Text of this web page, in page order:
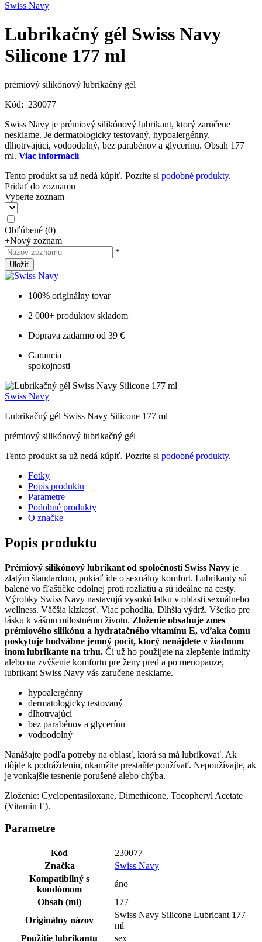
Swiss Navy
Lubrikačný gél Swiss Navy
Silicone 177 ml
prémiový silikónový lubrikačný gél
Kód: 230077
Swiss Navy je prémiový silikónový lubrikant, ktorý zaručene
nesklame. Je dermatologicky testovaný, hypoalergénny,
dlhotrvajúci, vodoodolný, bez parabénov a glycerínu. Obsah 177
ml. Viac informácií
Tento produkt sa už nedá kúpiť. Pozrite si podobné produkty.
Pridať do zoznamu
Vyberte zoznam
Obľúbené (0)
+Nový zoznam
*
Uložiť
100% originálny tovar
2 000+ produktov skladom
Doprava zadarmo od 39 €
Garancia
spokojnosti
Swiss Navy
Lubrikačný gél Swiss Navy Silicone 177 ml
prémiový silikónový lubrikačný gél
Tento produkt sa už nedá kúpiť. Pozrite si podobné produkty.
Fotky
Popis produktu
Parametre
Podobné produkty
O značke
Popis produktu
Prémiový silikónový lubrikant od spoločnosti Swiss Navy je
zlatým štandardom, pokiaľ ide o sexuálny komfort. Lubrikanty sú
balené vo fľaštičke odolnej proti rozliatiu a sú ideálne na cesty.
Výrobky Swiss Navy nastavujú vysokú latku v oblasti sexuálneho
wellness. Väčšia klzkosť. Viac pohodlia. Dlhšia výdrž. Všetko pre
lásku k vášmu milostnému životu. Zloženie obsahuje zmes
prémiového silikónu a hydratačného vitamínu E, vďaka čomu
poskytuje hodvábne jemný pocit, ktorý nenájdete v žiadnom
inom lubrikante na trhu. Či už ho použijete na zlepšenie intimity
alebo na zvýšenie komfortu pre ženy pred a po menopauze,
lubrikant Swiss Navy vás zaručene nesklame.
hypoalergénny
dermatologicky testovaný
dlhotrvajúci
bez parabénov a glycerínu
vodoodolný
Nanášajte podľa potreby na oblasť, ktorá sa má lubrikovať. Ak
dôjde k podráždeniu, okamžite prestaňte používať. Nepoužívajte, ak
je vonkajšie tesnenie porušené alebo chýba.
Zloženie: Cyclopentasiloxane, Dimethicone, Tocopheryl Acetate
(Vitamin E).
Parametre
Kód
230077
Značka
Swiss Navy
Kompatibilný s
kondómom
áno
Obsah (ml)
177
Originálny názov
Swiss Navy Silicone Lubricant 177
ml
Použitie lubrikantu
sex